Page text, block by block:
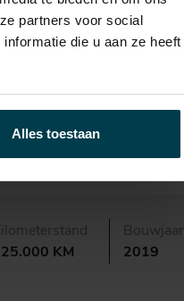
partners voor social
die u aan ze heeft
Alles toestaan
Audi Q3
TFSI quattro S Line
KM
Bouwjaar
2019